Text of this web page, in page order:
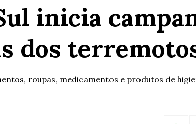
inicia
dos
roupas, medicamentos e produtos de